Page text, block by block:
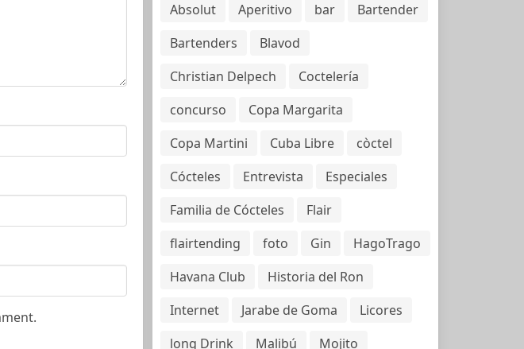
Absolut Aperitivo bar
Bartender
Bartenders
Blavod
Christian Delpech
Coctelería
concurso
Copa Margarita
Copa Martini
Cuba Libre
còctel
Cócteles
Entrevista
Especiales
Familia de Cócteles
Flair
flairtending
foto Gin
HagoTrago
Havana Club
Historia del Ron
Internet
Jarabe de Goma
Licores
long Drink
Malibú
Mojito